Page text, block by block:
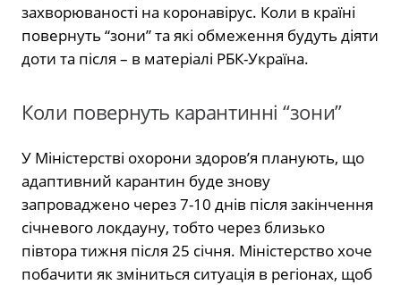
захворюваності на коронавірус. Коли в країні
повернуть “зони” та які обмеження будуть діяти
доти та після – в матеріалі РБК-Україна.
Коли повернуть карантинні “зони”
У Міністерстві охорони здоров’я планують, що
адаптивний карантин буде знову
запроваджено через 7-10 днів після закінчення
січневого локдауну, тобто через близько
півтора тижня після 25 січня. Міністерство хоче
побачити як зміниться ситуація в регіонах, щоб